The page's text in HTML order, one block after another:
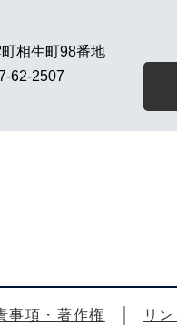
相生町98番地
62-2507
事項・著作権 リ